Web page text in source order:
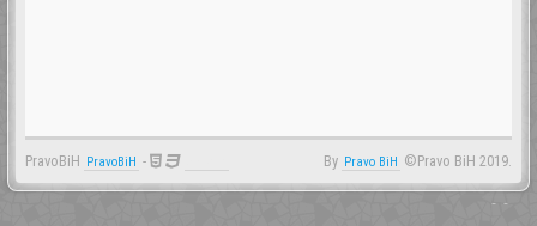
PravoBiH PravoBiH - By Pravo BiH ©Pravo BiH 2019.
- -